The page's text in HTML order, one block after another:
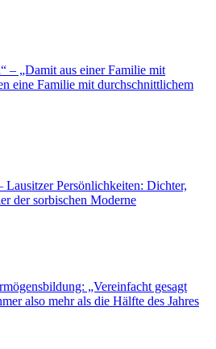
– „Damit aus einer Familie mit
eine Familie mit durchschnittlichem
Lausitzer Persönlichkeiten: Dichter,
der sorbischen Moderne
„Vereinfacht gesagt
also mehr als die Hälfte des Jahres